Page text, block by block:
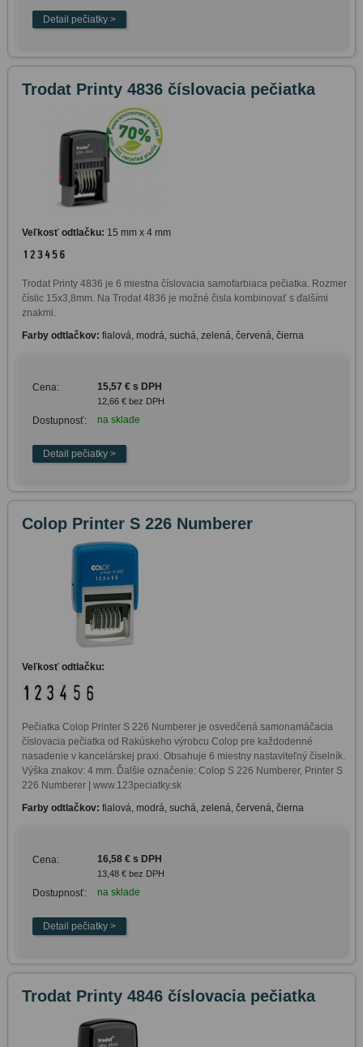
Trodat Printy 4836 číslovacia pečiatka
Veľkosť odtlačku: 15 mm x 4 mm
Trodat Printy 4836 je 6 miestna číslovacia samofarbiaca pečiatka. Rozmer
číslic 15x3,8mm. Na Trodat 4836 je možné čisla kombinovať s ďalšími
Farby odtlačkov: fialová, modrá, suchá, zelená, červená, čierna
Cena: 15,57 € s DPH
12,66 € bez DPH
Dostupnosť: na sklade
Colop Printer S 226 Numberer
Veľkosť odtlačku:
Pečiatka Colop Printer S 226 Numberer je osvedčená samonamáčacia
číslovacia pečiatka od Rakúskeho výrobcu Colop pre každodenné
nasadenie v kancelárskej praxi. Obsahuje 6 miestny nastaviteľný číselník.
Výška znakov: 4 mm. Ďalšie označenie: Colop S 226 Numberer, Printer S
226 Numberer | www.123peciatky.sk
Farby odtlačkov: fialová, modrá, suchá, zelená, červená, čierna
Cena: 16,58 € s DPH
13,48 € bez DPH
Dostupnosť: na sklade
Trodat Printy 4846 číslovacia pečiatka